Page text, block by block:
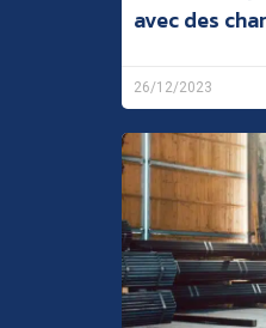
avec des
26/12/2023